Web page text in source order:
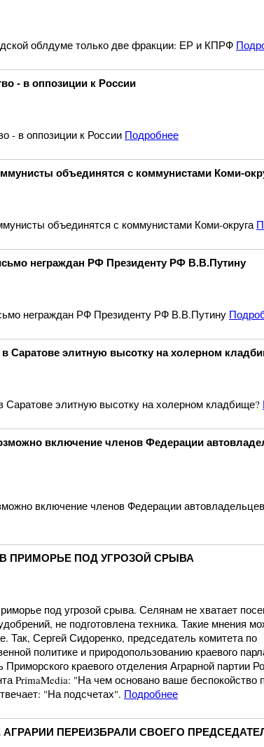
облдуме только две фракции: ЕР и КПРФ
- в оппозиции к России
- в оппозиции к России Подробнее
объединятся с коммунистами Коми-
объединятся с коммунистами Коми-округа
неграждан РФ Президенту РФ В.В.Путину
неграждан РФ Президенту РФ В.В.Путину
в Саратове элитную высотку на холерном
Саратове элитную высотку на холерном кладбище?
включение членов Федерации
включение членов Федерации
ПРИМОРЬЕ ПОД УГРОЗОЙ СРЫВА
под угрозой срыва. Селянам не хватает
не подготовлена техника. Такие мнения
Так, Сергей Сидоренко, председатель комитета по
политике и природопользованию краевого
Приморского краевого отделения Аграрной партии
PrimaMedia: "На чем основано ваше беспокойство
"На подсчетах". Подробнее
АГРАРИИ ПЕРЕИЗБРАЛИ СВОЕГО